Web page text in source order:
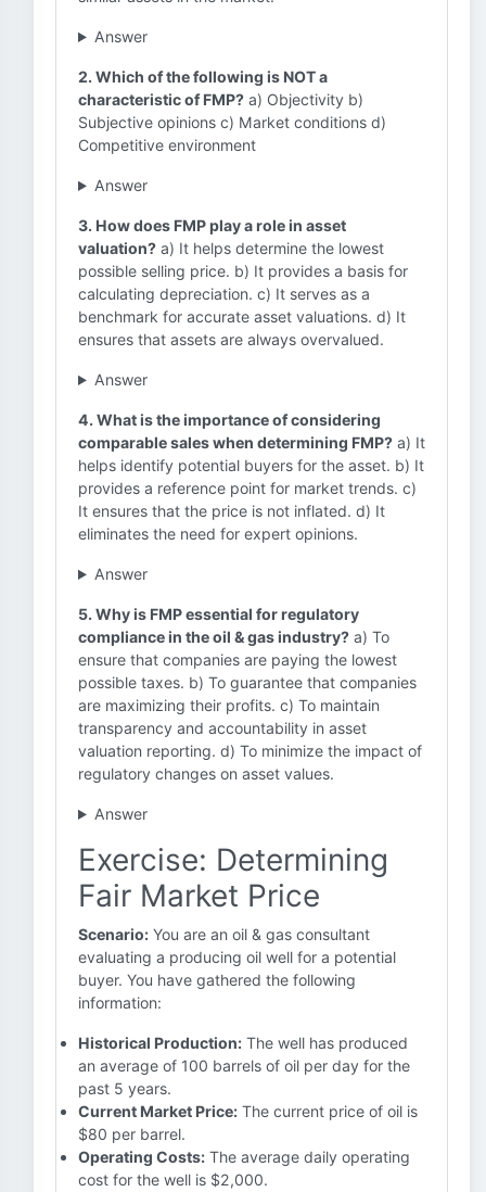
Answer
2. Which of the following is NOT a
characteristic of FMP? a) Objectivity b)
Subjective opinions c) Market conditions d)
Competitive environment
Answer
3. How does FMP play a role in asset
valuation? a) It helps determine the lowest
possible selling price. b) It provides a basis for
calculating depreciation. c) It serves as a
benchmark for accurate asset valuations. d) It
ensures that assets are always overvalued.
Answer
4. What is the importance of considering
comparable sales when determining FMP? a) It
helps identify potential buyers for the asset. b) It
provides a reference point for market trends. c)
It ensures that the price is not inflated. d) It
eliminates the need for expert opinions.
Answer
5. Why is FMP essential for regulatory
compliance in the oil & gas industry? a) To
ensure that companies are paying the lowest
possible taxes. b) To guarantee that companies
are maximizing their profits. c) To maintain
transparency and accountability in asset
valuation reporting. d) To minimize the impact of
regulatory changes on asset values.
Answer
Exercise: Determining
Fair Market Price
Scenario: You are an oil & gas consultant
evaluating a producing oil well for a potential
buyer. You have gathered the following
information:
Historical Production: The well has produced
an average of 100 barrels of oil per day for the
past 5 years.
Current Market Price: The current price of oil is
$80 per barrel.
Operating Costs: The average daily operating
cost for the well is $2,000.